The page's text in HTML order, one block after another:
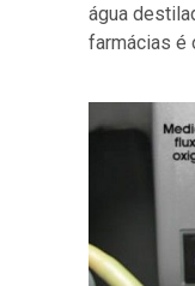
água
farmácias é